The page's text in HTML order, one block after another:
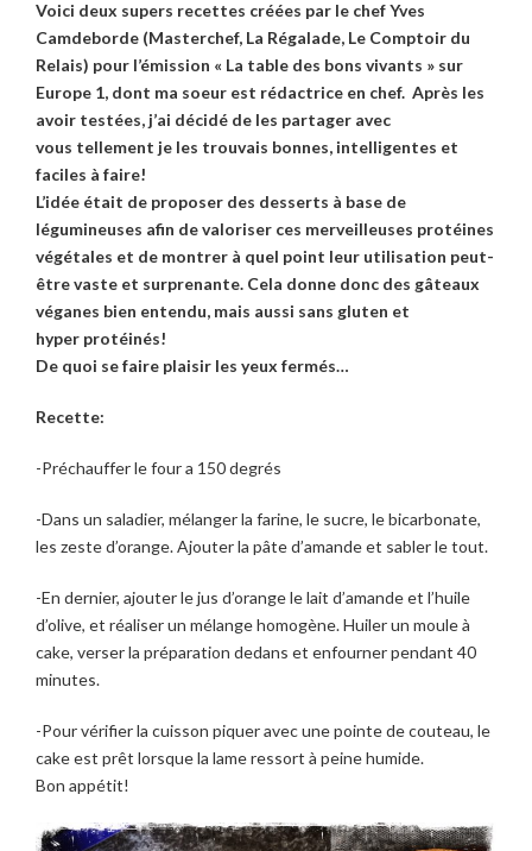
Voici deux supers recettes créées par le chef Yves
Camdeborde (Masterchef, La Régalade, Le Comptoir du
Relais) pour l’émission « La table des bons vivants » sur
Europe 1, dont ma soeur est rédactrice en chef. Après les
avoir testées, j’ai décidé de les partager avec
vous tellement je les trouvais bonnes, intelligentes et
faciles à faire!
L’idée était de proposer des desserts à base de
légumineuses afin de valoriser ces merveilleuses protéines
végétales et de montrer à quel point leur utilisation peut-
être vaste et surprenante. Cela donne donc des gâteaux
véganes bien entendu, mais aussi sans gluten et
hyper protéinés!
De quoi se faire plaisir les yeux fermés…
Recette:
-Préchauffer le four a 150 degrés
-Dans un saladier, mélanger la farine, le sucre, le bicarbonate,
les zeste d’orange. Ajouter la pâte d’amande et sabler le tout.
-En dernier, ajouter le jus d’orange le lait d’amande et l’huile
d’olive, et réaliser un mélange homogène. Huiler un moule à
cake, verser la préparation dedans et enfourner pendant 40
minutes.
-Pour vérifier la cuisson piquer avec une pointe de couteau, le
cake est prêt lorsque la lame ressort à peine humide.
Bon appétit!